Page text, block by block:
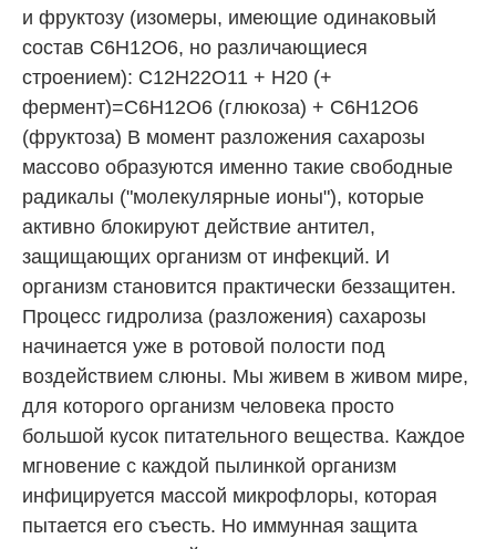
и фруктозу (изомеры, имеющие одинаковый
состав C6H12O6, но различающиеся
строением): С12H22O11 + H20 (+
фермент)=C6H12O6 (глюкоза) + C6H12O6
(фруктоза) В момент разложения сахарозы
массово образуются именно такие свободные
радикалы ("молекулярные ионы"), которые
активно блокируют действие антител,
защищающих организм от инфекций. И
организм становится практически беззащитен.
Процесс гидролиза (разложения) сахарозы
начинается уже в ротовой полости под
воздействием слюны. Мы живем в живом мире,
для которого организм человека просто
большой кусок питательного вещества. Каждое
мгновение с каждой пылинкой организм
инфицируется массой микрофлоры, которая
пытается его съесть. Но иммунная защита